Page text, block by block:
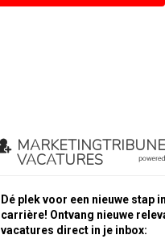
VACATURES
Dé plek voor een nieuwe stap
carrière! Ontvang nieuwe
vacatures direct in je inbox: